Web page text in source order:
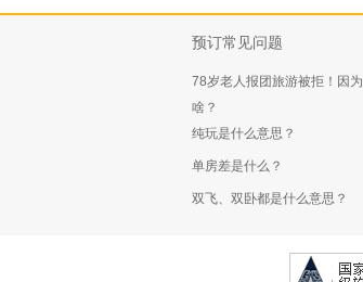
预订常见问题
78岁老人报团旅游被拒！因为
啥？
纯玩是什么意思？
单房差是什么？
双飞、双卧都是什么意思？